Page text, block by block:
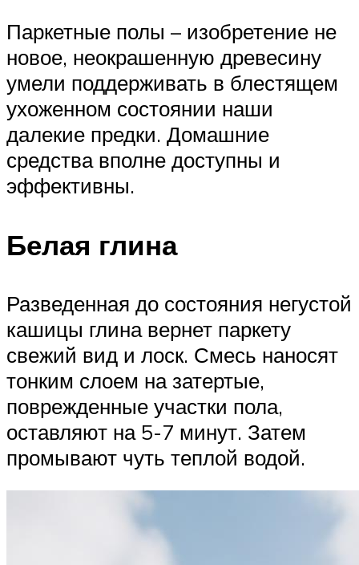
Паркетные полы – изобретение не
новое, неокрашенную древесину
умели поддерживать в блестящем
ухоженном состоянии наши
далекие предки. Домашние
средства вполне доступны и
эффективны.
Белая глина
Разведенная до состояния негустой
кашицы глина вернет паркету
свежий вид и лоск. Смесь наносят
тонким слоем на затертые,
поврежденные участки пола,
оставляют на 5-7 минут. Затем
промывают чуть теплой водой.